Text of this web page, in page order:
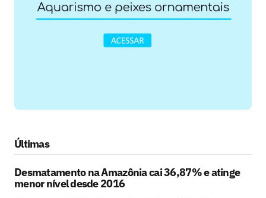
Últimas
Desmatamento na Amazônia cai 36,87% e atinge
menor nível desde 2016